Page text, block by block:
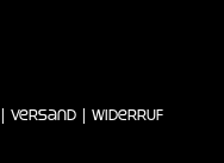
Versand Widerruf